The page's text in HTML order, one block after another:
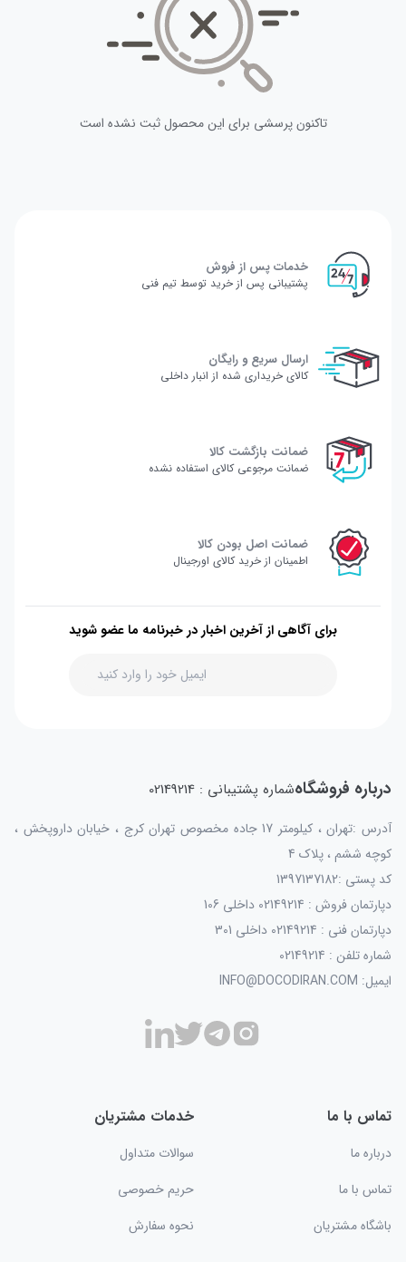
تاکنون پرسشی برای این محصول ثبت نشده است
خدمات پس از فروش
پشتیبانی پس از خرید توسط تیم فنی
ارسال سریع و رایگان
کالای خریداری شده از انبار داخلی
ضمانت بازگشت کالا
ضمانت مرجوعی کالای استفاده نشده
ضمانت اصل بودن کالا
اطمینان از خرید کالای اورجینال
برای آگاهی از آخرین اخبار در خبرنامه ما عضو شوید
درباره فروشگاهشماره پشتیبانی : 02149214
آدرس :تهران ، کیلومتر 17 جاده مخصوص تهران کرج ، خیابان داروپخش ،
کوچه ششم ، پلاک 4
کد پستی :1397137182
دپارتمان فروش : 02149214 داخلی 106
دپارتمان فنی : 02149214 داخلی 301
شماره تلفن : 02149214
ایمیل: INFO@DOCODIRAN.COM
تماس با ما
درباره ما
تماس با ما
باشگاه مشتریان
خدمات مشتریان
سوالات متداول
حریم خصوصی
نحوه سفارش